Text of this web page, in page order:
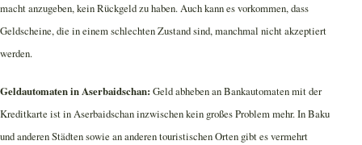
macht anzugeben, kein Rückgeld zu haben. Auch kann es vorkommen, dass
Geldscheine, die in einem schlechten Zustand sind, manchmal nicht akzeptiert
werden.
Geldautomaten in Aserbaidschan: Geld abheben an Bankautomaten mit der
Kreditkarte ist in Aserbaidschan inzwischen kein großes Problem mehr. In Baku
und anderen Städten sowie an anderen touristischen Orten gibt es vermehrt